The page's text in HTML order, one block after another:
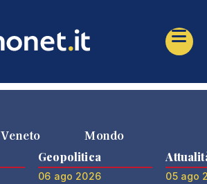
Veneto Mondo
Geopolitica
06 ago 2026 05 ago